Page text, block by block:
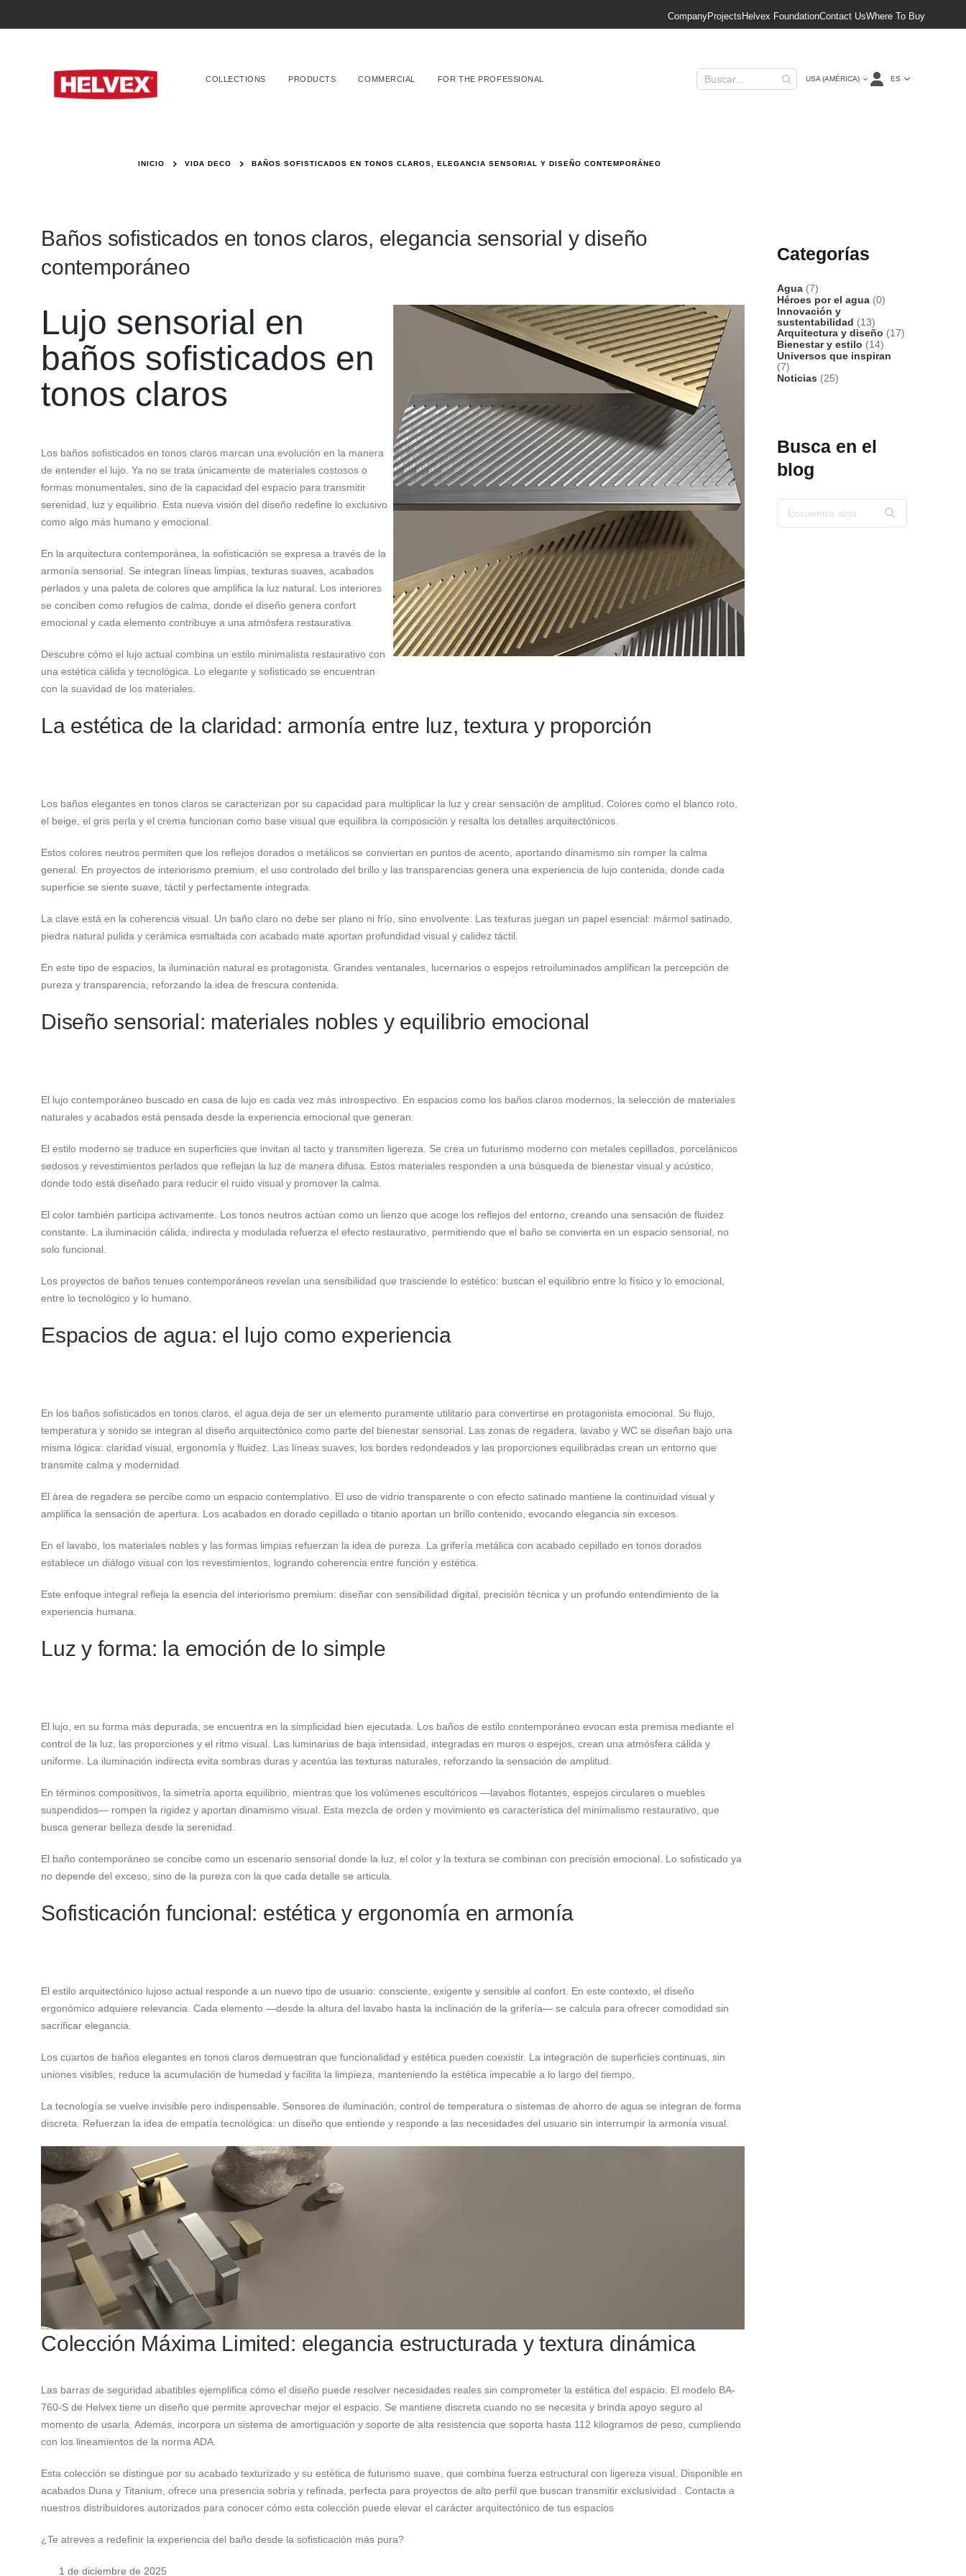
COLLECTIONS PRODUCTS COMMERCIAL FOR THE PROFESSIONAL Lenguaje
ES
USA (AMÉRICA)
INICIO VIDA DECO BAÑOS SOFISTICADOS EN TONOS CLAROS, ELEGANCIA SENSORIAL Y DISEÑO CONTEMPORÁNEO
CompanyProjects Helvex FoundationContact UsWhere To Buy
Baños sofisticados en tonos claros, elegancia sensorial y diseño
contemporáneo
Lujo sensorial en
baños sofisticados en
tonos claros
Los baños sofisticados en tonos claros marcan una evolución en la manera
de entender el lujo. Ya no se trata únicamente de materiales costosos o
formas monumentales, sino de la capacidad del espacio para transmitir
serenidad, luz y equilibrio. Esta nueva visión del diseño redefine lo exclusivo
como algo más humano y emocional.
En la arquitectura contemporánea, la sofisticación se expresa a través de la
armonía sensorial. Se integran líneas limpias, texturas suaves, acabados
perlados y una paleta de colores que amplifica la luz natural. Los interiores
se conciben como refugios de calma, donde el diseño genera confort
emocional y cada elemento contribuye a una atmósfera restaurativa.
Descubre cómo el lujo actual combina un estilo minimalista restaurativo con
una estética cálida y tecnológica. Lo elegante y sofisticado se encuentran
con la suavidad de los materiales.
La estética de la claridad: armonía entre luz, textura y proporción
Los baños elegantes en tonos claros se caracterizan por su capacidad para multiplicar la luz y crear sensación de amplitud. Colores como el blanco roto,
el beige, el gris perla y el crema funcionan como base visual que equilibra la composición y resalta los detalles arquitectónicos.
Estos colores neutros permiten que los reflejos dorados o metálicos se conviertan en puntos de acento, aportando dinamismo sin romper la calma
general. En proyectos de interiorismo premium, el uso controlado del brillo y las transparencias genera una experiencia de lujo contenida, donde cada
superficie se siente suave, táctil y perfectamente integrada.
La clave está en la coherencia visual. Un baño claro no debe ser plano ni frío, sino envolvente. Las texturas juegan un papel esencial: mármol satinado,
piedra natural pulida y cerámica esmaltada con acabado mate aportan profundidad visual y calidez táctil.
En este tipo de espacios, la iluminación natural es protagonista. Grandes ventanales, lucernarios o espejos retroiluminados amplifican la percepción de
pureza y transparencia, reforzando la idea de frescura contenida.
Diseño sensorial: materiales nobles y equilibrio emocional
El lujo contemporáneo buscado en casa de lujo es cada vez más introspectivo. En espacios como los baños claros modernos, la selección de materiales
naturales y acabados está pensada desde la experiencia emocional que generan.
El estilo moderno se traduce en superficies que invitan al tacto y transmiten ligereza. Se crea un futurismo moderno con metales cepillados, porcelánicos
sedosos y revestimientos perlados que reflejan la luz de manera difusa. Estos materiales responden a una búsqueda de bienestar visual y acústico,
donde todo está diseñado para reducir el ruido visual y promover la calma.
El color también participa activamente. Los tonos neutros actúan como un lienzo que acoge los reflejos del entorno, creando una sensación de fluidez
constante. La iluminación cálida, indirecta y modulada refuerza el efecto restaurativo, permitiendo que el baño se convierta en un espacio sensorial, no
solo funcional.
Los proyectos de baños tenues contemporáneos revelan una sensibilidad que trasciende lo estético: buscan el equilibrio entre lo físico y lo emocional,
entre lo tecnológico y lo humano.
Espacios de agua: el lujo como experiencia
En los baños sofisticados en tonos claros, el agua deja de ser un elemento puramente utilitario para convertirse en protagonista emocional. Su flujo,
temperatura y sonido se integran al diseño arquitectónico como parte del bienestar sensorial. Las zonas de regadera, lavabo y WC se diseñan bajo una
misma lógica: claridad visual, ergonomía y fluidez. Las líneas suaves, los bordes redondeados y las proporciones equilibradas crean un entorno que
transmite calma y modernidad.
El área de regadera se percibe como un espacio contemplativo. El uso de vidrio transparente o con efecto satinado mantiene la continuidad visual y
amplifica la sensación de apertura. Los acabados en dorado cepillado o titanio aportan un brillo contenido, evocando elegancia sin excesos.
En el lavabo, los materiales nobles y las formas limpias refuerzan la idea de pureza. La grifería metálica con acabado cepillado en tonos dorados
establece un diálogo visual con los revestimientos, logrando coherencia entre función y estética.
Este enfoque integral refleja la esencia del interiorismo premium: diseñar con sensibilidad digital, precisión técnica y un profundo entendimiento de la
experiencia humana.
Luz y forma: la emoción de lo simple
El lujo, en su forma más depurada, se encuentra en la simplicidad bien ejecutada. Los baños de estilo contemporáneo evocan esta premisa mediante el
control de la luz, las proporciones y el ritmo visual. Las luminarias de baja intensidad, integradas en muros o espejos, crean una atmósfera cálida y
uniforme. La iluminación indirecta evita sombras duras y acentúa las texturas naturales, reforzando la sensación de amplitud.
En términos compositivos, la simetría aporta equilibrio, mientras que los volúmenes escultóricos —lavabos flotantes, espejos circulares o muebles
suspendidos— rompen la rigidez y aportan dinamismo visual. Esta mezcla de orden y movimiento es característica del minimalismo restaurativo, que
busca generar belleza desde la serenidad.
El baño contemporáneo se concibe como un escenario sensorial donde la luz, el color y la textura se combinan con precisión emocional. Lo sofisticado ya
no depende del exceso, sino de la pureza con la que cada detalle se articula.
Sofisticación funcional: estética y ergonomía en armonía
El estilo arquitectónico lujoso actual responde a un nuevo tipo de usuario: consciente, exigente y sensible al confort. En este contexto, el diseño
ergonómico adquiere relevancia. Cada elemento —desde la altura del lavabo hasta la inclinación de la grifería— se calcula para ofrecer comodidad sin
sacrificar elegancia.
Los cuartos de baños elegantes en tonos claros demuestran que funcionalidad y estética pueden coexistir. La integración de superficies continuas, sin
uniones visibles, reduce la acumulación de humedad y facilita la limpieza, manteniendo la estética impecable a lo largo del tiempo.
La tecnología se vuelve invisible pero indispensable. Sensores de iluminación, control de temperatura o sistemas de ahorro de agua se integran de forma
discreta. Refuerzan la idea de empatía tecnológica: un diseño que entiende y responde a las necesidades del usuario sin interrumpir la armonía visual.
Colección Máxima Limited: elegancia estructurada y textura dinámica
Las barras de seguridad abatibles ejemplifica cómo el diseño puede resolver necesidades reales sin comprometer la estética del espacio. El modelo BA-
760-S de Helvex tiene un diseño que permite aprovechar mejor el espacio. Se mantiene discreta cuando no se necesita y brinda apoyo seguro al
momento de usarla. Además, incorpora un sistema de amortiguación y soporte de alta resistencia que soporta hasta 112 kilogramos de peso, cumpliendo
con los lineamientos de la norma ADA.
Esta colección se distingue por su acabado texturizado y su estética de futurismo suave, que combina fuerza estructural con ligereza visual. Disponible en
acabados Duna y Titanium, ofrece una presencia sobria y refinada, perfecta para proyectos de alto perfil que buscan transmitir exclusividad . Contacta a
nuestros distribuidores autorizados para conocer cómo esta colección puede elevar el carácter arquitectónico de tus espacios
¿Te atreves a redefinir la experiencia del baño desde la sofisticación más pura?
1 de diciembre de 2025
Categorías
Agua (7)
Héroes por el agua (0)
Innovación y
sustentabilidad (13)
Arquitectura y diseño (17)
Bienestar y estilo (14)
Universos que inspiran
(7)
Noticias (25)
Busca en el
blog